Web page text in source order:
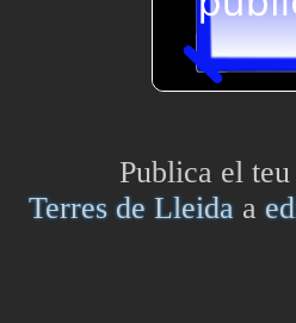
Publica el
Terres de Lleidaa